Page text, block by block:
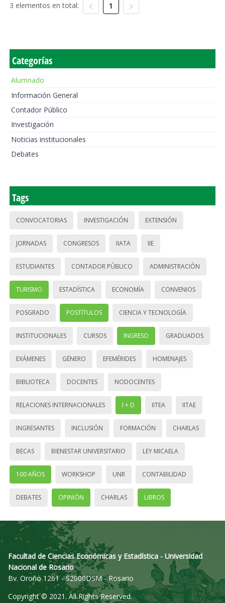
3 elementos en total: 1
Categorías
Alumnado
Información General
Contador Público
Investigación
Noticias institucionales
Debates
Tags
CONVOCATORIAS INVESTIGACIÓN EXTENSIÓN
JORNADAS CONGRESOS IIATA IIE
ESTUDIANTES CONTADOR PÚBLICO ADMINISTRACIÓN
TURISMO ESTADÍSTICA ECONOMÍA CONVENIOS
POSGRADO POSTÍTULOS CIENCIA Y TECNOLOGÍA
INSTITUCIONALES CURSOS INGRESO GRADUADOS
EXÁMENES GÉNERO EFEMÉRIDES HOMENAJES
BIBLIOTECA DOCENTES NODOCENTES
RELACIONES INTERNACIONALES I + D IITEA IITAE
INGRESANTES INCLUSIÓN FORMACIÓN CHARLAS
BECAS BIENESTAR UNIVERSITARIO LEY MICAELA
100 AÑOS WORKSHOP UNR CONTABILIDAD
DEBATES OPINIÓN CHARLAS LIBROS
Facultad de Ciencias Económicas y Estadística - Universidad
Nacional de Rosario
Bv. Oroño 1261 - S2000DSM - Rosario
Copyright © 2021. All Rights Reserved.